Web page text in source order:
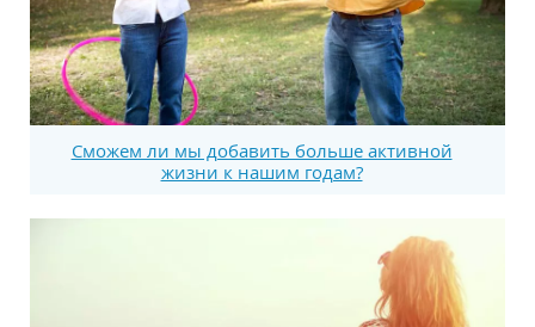
Сможем ли мы добавить больше активной
жизни к нашим годам?